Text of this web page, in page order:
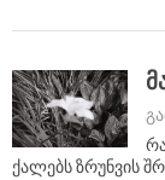
ქალებს ზრუნვის